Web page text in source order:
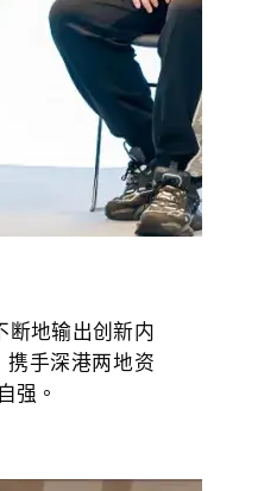
地输出创新内
携手深港两地资
强。